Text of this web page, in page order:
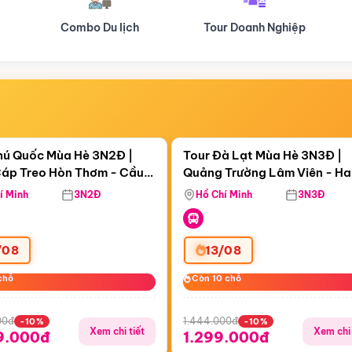
Tour Doanh Nghiệp Du lịch Hành Hương
19:29:41
Treo Hòn Thơm
Quốc Mùa Hè 3N2Đ |
Treo Hòn Thơm - Cầu
Viên Nước Aquatopia
Minh 3N2Đ
-10%
Xem chi tiết
Còn05 ngày 19:29:41
Tour Đà Lạt Mùa Hè 3N3Đ |
Quảng Trường Lâm Viên -
Hill - Puppy Farm
Hồ Chí Minh 3N3Đ
13/08
Còn 10 chỗ
Còn 10 chỗ
1.444.000đ -10%
1.299.000đ Xem